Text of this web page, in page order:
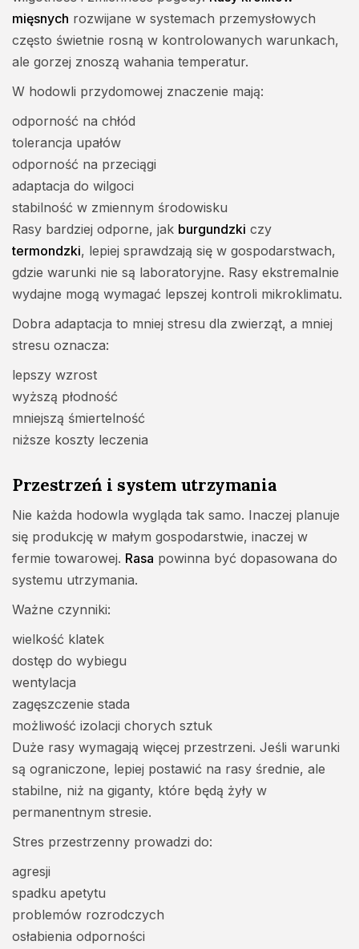
mięsnych rozwijane w systemach przemysłowych
często świetnie rosną w kontrolowanych warunkach,
ale gorzej znoszą wahania temperatur.
W hodowli przydomowej znaczenie mają:
odporność na chłód
tolerancja upałów
odporność na przeciągi
adaptacja do wilgoci
stabilność w zmiennym środowisku
Rasy bardziej odporne, jak burgundzki czy
termondzki, lepiej sprawdzają się w gospodarstwach,
gdzie warunki nie są laboratoryjne. Rasy ekstremalnie
wydajne mogą wymagać lepszej kontroli mikroklimatu.
Dobra adaptacja to mniej stresu dla zwierząt, a mniej
stresu oznacza:
lepszy wzrost
wyższą płodność
mniejszą śmiertelność
niższe koszty leczenia
Przestrzeń i system utrzymania
Nie każda hodowla wygląda tak samo. Inaczej planuje
się produkcję w małym gospodarstwie, inaczej w
fermie towarowej. Rasa powinna być dopasowana do
systemu utrzymania.
Ważne czynniki:
wielkość klatek
dostęp do wybiegu
wentylacja
zagęszczenie stada
możliwość izolacji chorych sztuk
Duże rasy wymagają więcej przestrzeni. Jeśli warunki
są ograniczone, lepiej postawić na rasy średnie, ale
stabilne, niż na giganty, które będą żyły w
permanentnym stresie.
Stres przestrzenny prowadzi do:
agresji
spadku apetytu
problemów rozrodczych
osłabienia odporności